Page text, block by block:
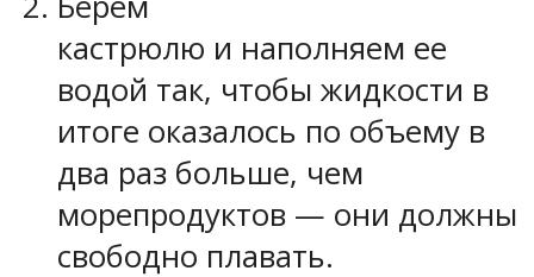
кастрюлю и наполняем ее
водой так, чтобы жидкости в
итоге оказалось по объему в
два раз больше, чем
морепродуктов — они должны
свободно плавать.